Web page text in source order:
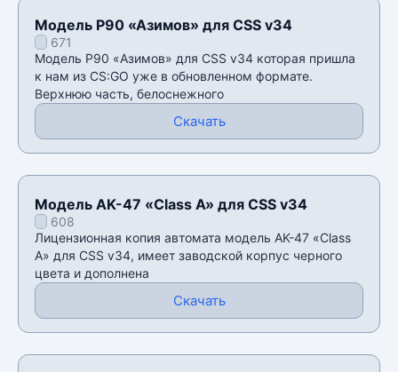
Модель P90 «Азимов» для CSS v34
671
Модель P90 «Азимов» для CSS v34 которая пришла
к нам из CS:GO уже в обновленном формате.
Верхнюю часть, белоснежного
Скачать
Модель AK-47 «Class A» для CSS v34
608
Лицензионная копия автомата модель AK-47 «Class
A» для CSS v34, имеет заводской корпус черного
цвета и дополнена
Скачать